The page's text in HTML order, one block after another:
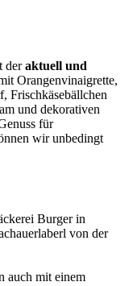
deraktuell und
Orangenvinaigrette,
Frischkäsebällchen
und dekorativen
für
wir unbedingt
Burger in
von der
auch mit einem